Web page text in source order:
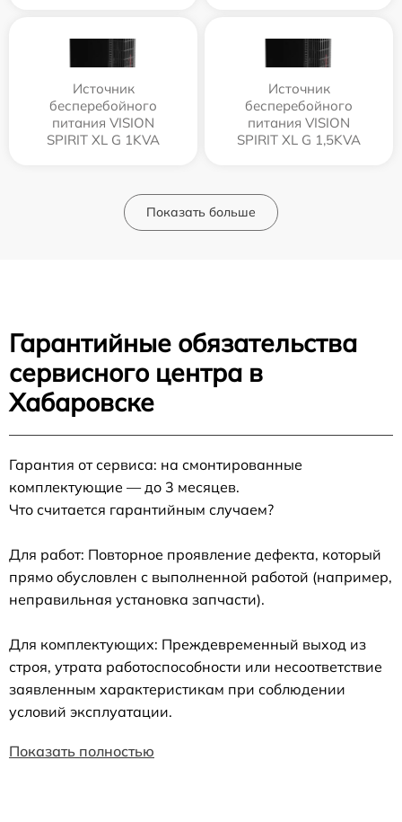
Источник
бесперебойного
питания VISION
SPIRIT XL G 1KVA
Источник
бесперебойного
питания VISION
SPIRIT XL G 1,5KVA
Показать больше
Гарантийные обязательства
сервисного центра в
Хабаровске
Гарантия от сервиса: на смонтированные
комплектующие — до 3 месяцев.
Что считается гарантийным случаем?
Для работ: Повторное проявление дефекта, который
прямо обусловлен с выполненной работой (например,
неправильная установка запчасти).
Для комплектующих: Преждевременный выход из
строя, утрата работоспособности или несоответствие
заявленным характеристикам при соблюдении
условий эксплуатации.
Показать полностью